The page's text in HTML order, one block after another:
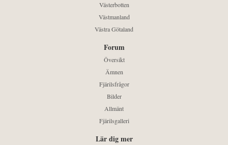
Västerbotten
Västmanland
Västra Götaland
Forum
Översikt
Ämnen
Fjärilsfrågor
Bilder
Allmänt
Fjärilsgalleri
Lär dig mer